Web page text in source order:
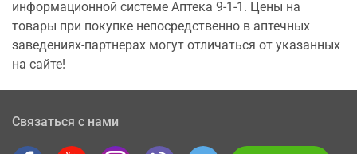
информационной системе Аптека 9-1-1. Цены на
товары при покупке непосредственно в аптечных
заведениях-партнерах могут отличаться от указанных
на сайте!
Связаться с нами